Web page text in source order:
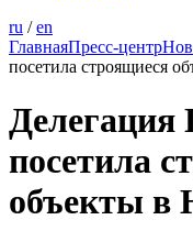
ru / en
ГлавнаяПресс-центр
посетила строящиеся
посетила
объекты в